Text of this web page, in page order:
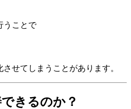
うことで
せてしまうことがあります。
きるのか？